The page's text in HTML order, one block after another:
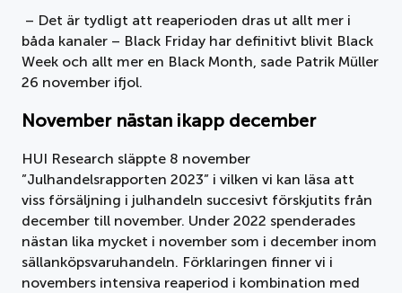
– Det är tydligt att reaperioden dras ut allt mer i
båda kanaler – Black Friday har definitivt blivit Black
Week och allt mer en Black Month, sade Patrik Müller
26 november ifjol.
November nästan ikapp december
HUI Research släppte 8 november
”Julhandelsrapporten 2023” i vilken vi kan läsa att
viss försäljning i julhandeln succesivt förskjutits från
december till november. Under 2022 spenderades
nästan lika mycket i november som i december inom
sällanköpsvaruhandeln. Förklaringen finner vi i
novembers intensiva reaperiod i kombination med